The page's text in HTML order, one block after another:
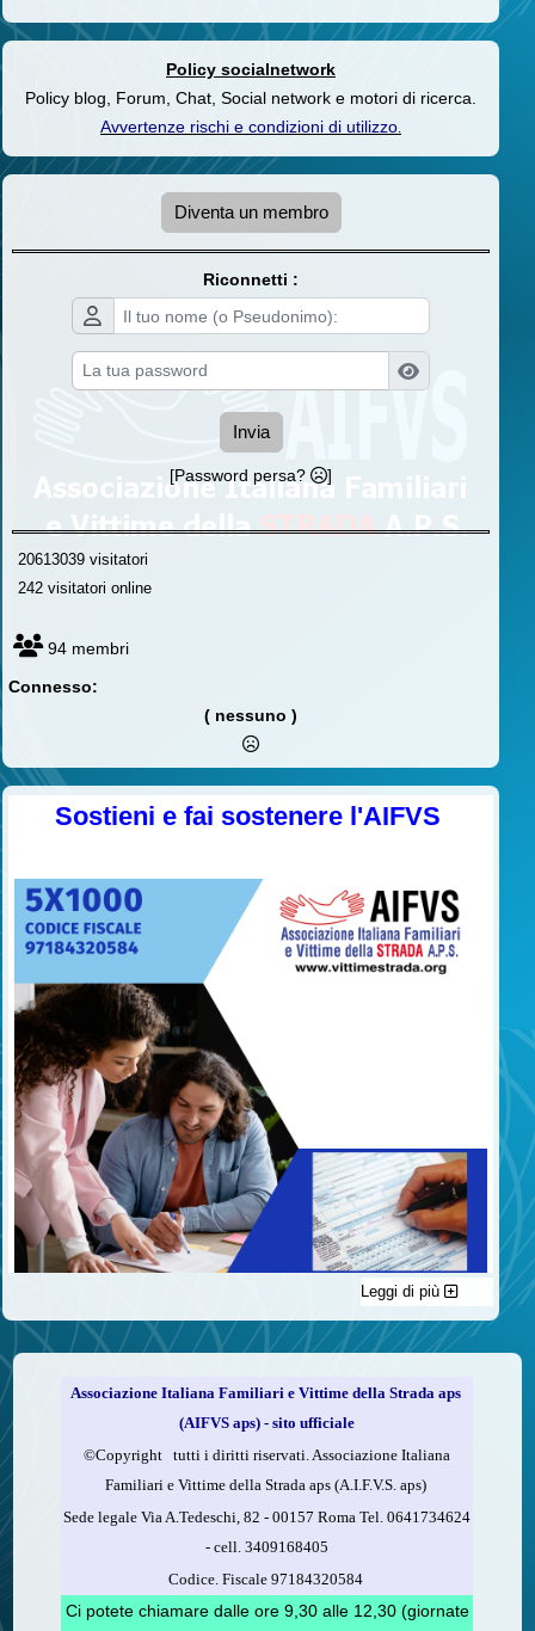
Policy socialnetwork
Policy blog, Forum, Chat, Social network e motori di ricerca.
Avvertenze rischi e condizioni di utilizzo.
Diventa un membro
Riconnetti :
Invia
[Password persa? ]
20613039 visitatori
242 visitatori online
94 membri
Connesso:
( nessuno )
Sostieni e fai sostenere l'AIFVS
C'è un modo di contribuire alle attività dell’A.I.F.V.S. a favore
delle vittime della strada e per dare giustizia ai superstiti ed ai
loro familiari che non costa nulla: devolvere il 5 per mille della
Compila la scheda CUD o del modello 730.
Firma nel riquadro indicato come “Sostegno delle
organizzazioni non lucrative di utilità sociale, delle associazioni
Indica nel riquadro il codice fiscale dell’A.I.F.V.S.:
97184320584
Leggi di più
Associazione Italiana Familiari e Vittime della Strada aps
(AIFVS aps) - sito ufficiale
©​Copyright tutti i diritti riservati. Associazione Italiana
Familiari e Vittime della Strada aps (A.I.F.V.S. aps)
Sede legale Via A.Tedeschi, 82 - 00157 Roma Tel. 0641734624
-cell.3409168405
Codice. Fiscale 97184320584
Ci potete chiamare dalle ore 9,30 alle 12,30 (giornate